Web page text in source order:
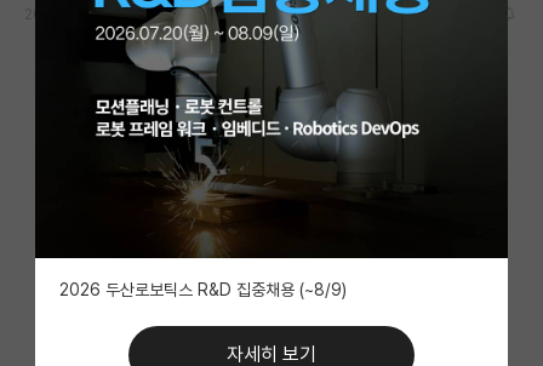
커뮤니티
커뮤니티 홈
전체글보기
베스트 게시판
IF 명예의전당
자유 게시판(아무개랩)
미국 유학 게시판
미국 대학원 합격 후기 게시판
2026.01.26 0 921
2026 두산로보틱스 R&D 집중채용 (~8/9)
자세히 보기